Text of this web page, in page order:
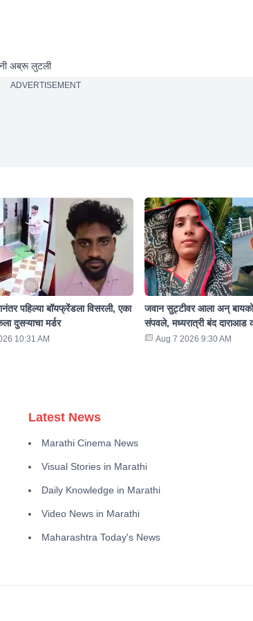
अब्रू लुटली
ADVERTISEMENT
पहिल्या बॉयफ्रेंडला विसरली, एका
दुसऱ्याचा मर्डर
10:31 AM
जवान सुट्टीवर आला अन्
संपवले, मध्यरात्री बंद
Aug 7 2026 9:30 AM
Latest News
Marathi Cinema News
Visual Stories in Marathi
Daily Knowledge in Marathi
Video News in Marathi
Maharashtra Today's News